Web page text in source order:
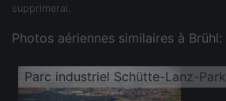
supprimerai.
Photos aériennes similaires à Brühl:
Parc industriel Schütte-Lanz-Park